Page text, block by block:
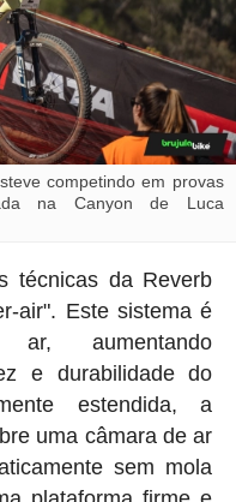
competindo em provas
na Canyon de Luca
técnicas da Reverb
air". Este sistema é
aumentando
e durabilidade do
estendida, a
uma câmara de ar
sem mola